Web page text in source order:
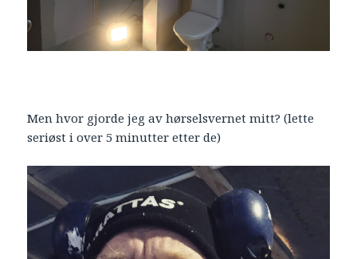
Men hvor gjorde jeg av hørselsvernet mitt? (lette
seriøst i over 5 minutter etter de)